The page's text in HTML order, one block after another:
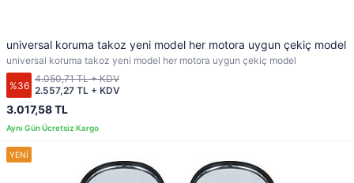
universal koruma takoz yeni model her motora uygun çekiç model
universal koruma takoz yeni model her motora uygun çekiç model
%36
3.017,58 TL
2.557,27 TL + KDV
4.050,71 TL + KDV